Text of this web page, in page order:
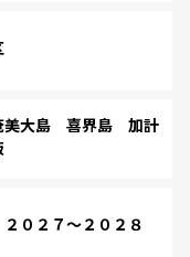
大島 喜界島 加計
０２７～２０２８